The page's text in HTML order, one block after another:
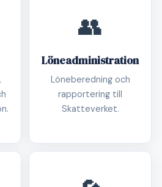
👥
Löneadministration
Löneberedning och
rapportering till
Skatteverket.